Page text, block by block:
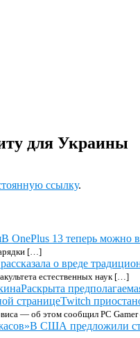
для Украины
ссылку.
В OnePlus 13 теперь можно
[…]
о вреде
естественных наук […]
Раскрыта
Twitch
— об этом сообщил PC
В США предложили